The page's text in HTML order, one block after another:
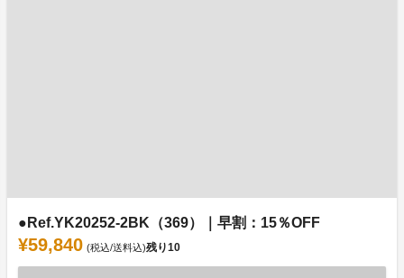
●Ref.YK20252-2BK（369）｜早割：15％OFF
¥59,840 (税込/送料込)残り10